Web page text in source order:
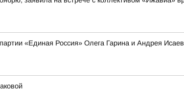
«Единая Россия» Олега Гарина и Андрея